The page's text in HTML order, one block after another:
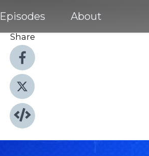
Episodes About
Share